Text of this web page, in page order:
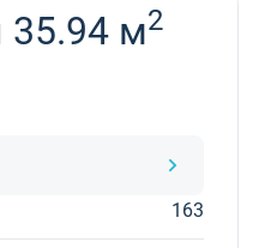
35.94 м2
163